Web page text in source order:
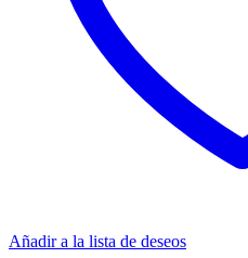
Añadir a la lista de deseos